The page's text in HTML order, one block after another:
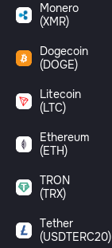
Monero
(XMR)
Dogecoin
(DOGE)
Litecoin
(LTC)
Ethereum
(ETH)
TRON
(TRX)
Tether
(USDTERC20)